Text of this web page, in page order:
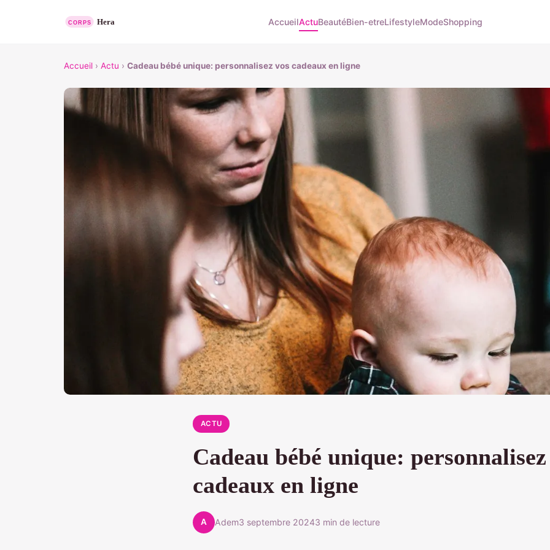
AccueilActuBeautéBien-etreLifestyleModeShopping
Accueil › Actu › Cadeau bébé unique: personnalisez vos cadeaux en ligne
ACTU
Cadeau bébé unique:
cadeaux en ligne
A Adem3 septembre 20243 min de lecture